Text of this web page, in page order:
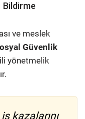
Bildirme
ve meslek
Güvenlik
yönetmelik
kazalarını